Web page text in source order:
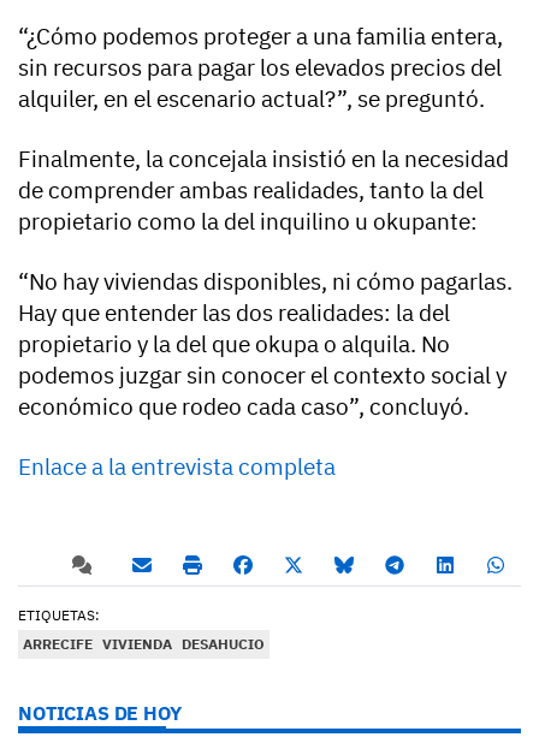
“¿Cómo podemos proteger a una familia entera,
sin recursos para pagar los elevados precios del
alquiler, en el escenario actual?”, se preguntó.
Finalmente, la concejala insistió en la necesidad
de comprender ambas realidades, tanto la del
propietario como la del inquilino u okupante:
“No hay viviendas disponibles, ni cómo pagarlas.
Hay que entender las dos realidades: la del
propietario y la del que okupa o alquila. No
podemos juzgar sin conocer el contexto social y
económico que rodeo cada caso”, concluyó.
Enlace a la entrevista completa
ETIQUETAS:
ARRECIFE VIVIENDA DESAHUCIO
NOTICIAS DE HOY